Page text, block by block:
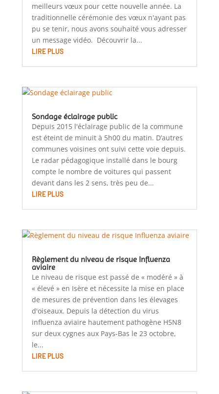
meilleurs vœux pour cette nouvelle année. La
traditionnelle cérémonie des vœux n'ayant pas
pu se tenir, nous avons souhaité vous adresser
un message vidéo. Découvrir la...
LIRE PLUS
Sondage éclairage public
Depuis 2015 l'éclairage public de la commune
est éteint de minuit à 5h00 du matin. D’autres
communes voisines ont suivi cette voie depuis.
Le radar pédagogique installé dans le bourg
compte le nombre de voitures qui passent
devant dans les 2 sens, très peu de...
LIRE PLUS
Règlement du niveau de risque Influenza
aviaire
Le niveau de risque est passé de « modéré » à
« élevé » en Isère et nécessite la mise en place
de mesures de prévention dans les élevages
d'oiseaux. Depuis la détection du virus
influenza aviaire hautement pathogène H5N8
sur deux cygnes aux Pays-Bas le 23 octobre,
le...
LIRE PLUS